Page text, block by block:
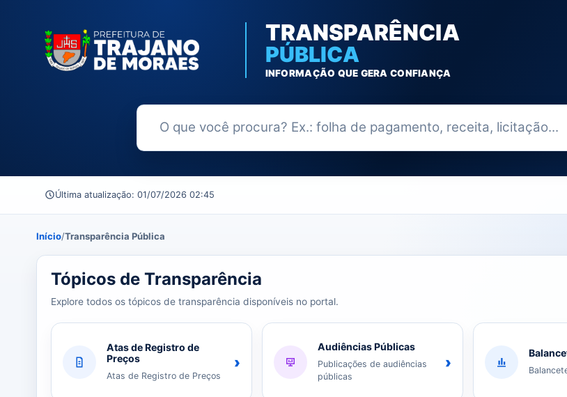
TRANSPARÊNCIA
PÚBLICA
INFORMAÇÃO QUE GERA CONFIANÇA
Buscar no Portal da Transparência
Última atualização: 01/07/2026 02:45
Início/Transparência Pública
39 tópicos carregados do banco de dados.
Tópicos de Transparência
Explore todos os tópicos de transparência disponíveis no portal.
Atas de Registro de
Preços
Atas de Registro de Preços
›
Audiências Públicas
Publicações de audiências
públicas
›